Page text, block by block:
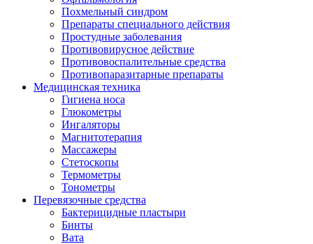
Похмельный синдром
Препараты специального действия
Простудные заболевания
Противовирусное действие
Противовоспалительные средства
Противопаразитарные препараты
Медицинская техника
Гигиена носа
Глюкометры
Ингаляторы
Магнитотерапия
Массажеры
Стетоскопы
Термометры
Тонометры
Перевязочные средства
Бактерицидные пластыри
Бинты
Вата